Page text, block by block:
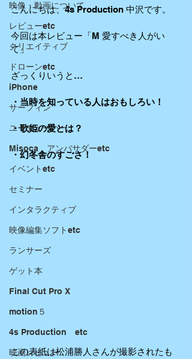
映像・動画について
レビューetc
クリエイティブ
ドローンetc
iPhone
サーフィン
ユーチューバー
Misoca アンバサダーetc
イベントetc
セミナー
インタラクティブ
映像編集ソフトetc
ランサーズ
ゲット本
Final Cut Pro X
motion５
4s Production etc
映画レビュー
こんにちは、4s Production 中沢です。
今回は本レビュー「M 愛すべき人がい
て」
ざっくりいうと…
・当時を知っている人はおもしろい！
・歌姫の愛とは？
・幻冬舎のすごさ！
この表紙は松浦勝人さんが撮影されたも